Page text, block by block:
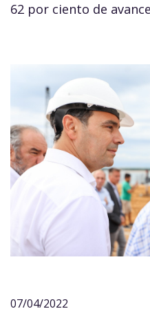
62 por ciento de
07/04/2022